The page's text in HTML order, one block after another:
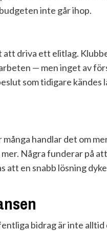
inte går ihop.
driva ett elitlag.
— men inget av
som tidigare kändes
handlar det om
Några funderar på
en snabb lösning
bidrag är inte alltid